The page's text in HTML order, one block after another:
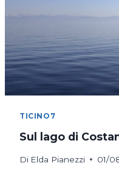
TICINO7
Sul lago di
Di Elda Pianezzi 01/